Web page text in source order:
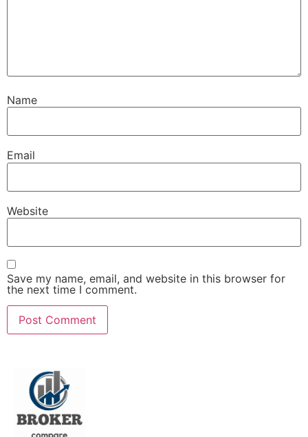
Name
Email
Website
Save my name, email, and website in this browser for
the next time I comment.